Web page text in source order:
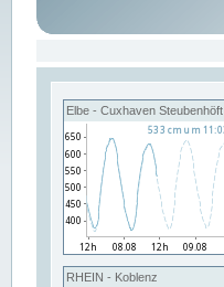
Elbe - Cuxhaven Steubenhöft
RHEIN - Koblenz